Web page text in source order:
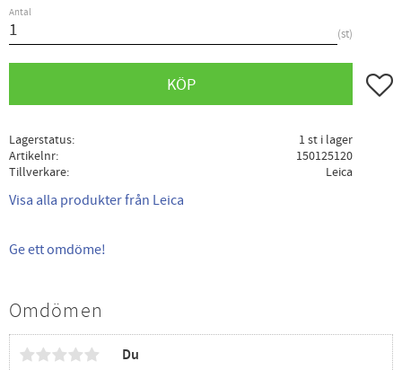
Antal
st
KÖP Lägg
Lagerstatus
1 st i lager
Artikelnr
150125120
Tillverkare
Leica
Visa alla produkter från Leica
Ge ett omdöme!
Omdömen
Du